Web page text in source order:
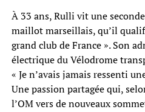
À 33 ans, Rulli vit une
maillot marseillais, qu’il
grand club de France ». Son
électrique du Vélodrome
« Je n’avais jamais ressenti
Une passion partagée qui,
l’OM vers de nouveaux